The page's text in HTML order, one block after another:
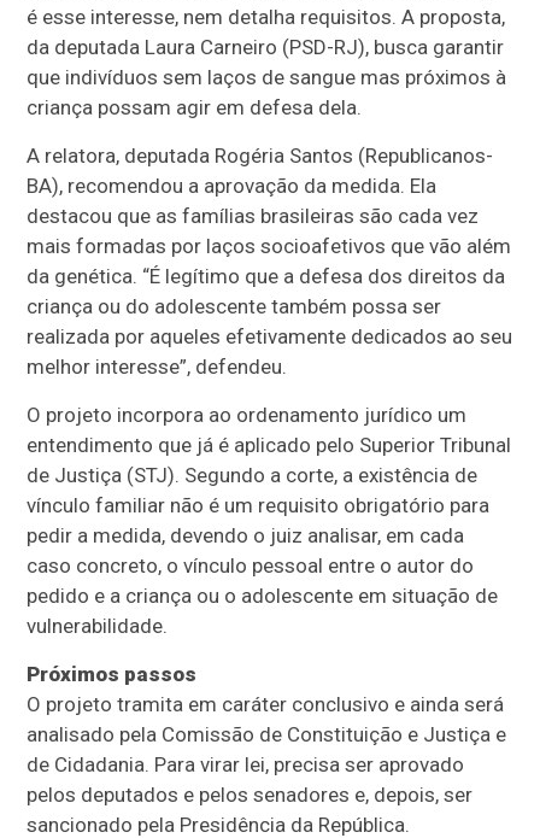
é esse interesse, nem detalha requisitos. A proposta,
da deputada Laura Carneiro (PSD-RJ), busca garantir
que indivíduos sem laços de sangue mas próximos à
criança possam agir em defesa dela.
A relatora, deputada Rogéria Santos (Republicanos-
BA), recomendou a aprovação da medida. Ela
destacou que as famílias brasileiras são cada vez
mais formadas por laços socioafetivos que vão além
da genética. “É legítimo que a defesa dos direitos da
criança ou do adolescente também possa ser
realizada por aqueles efetivamente dedicados ao seu
melhor interesse”, defendeu.
O projeto incorpora ao ordenamento jurídico um
entendimento que já é aplicado pelo Superior Tribunal
de Justiça (STJ). Segundo a corte, a existência de
vínculo familiar não é um requisito obrigatório para
pedir a medida, devendo o juiz analisar, em cada
caso concreto, o vínculo pessoal entre o autor do
pedido e a criança ou o adolescente em situação de
vulnerabilidade.
Próximos passos
O projeto tramita em caráter conclusivo e ainda será
analisado pela Comissão de Constituição e Justiça e
de Cidadania. Para virar lei, precisa ser aprovado
pelos deputados e pelos senadores e, depois, ser
sancionado pela Presidência da República.